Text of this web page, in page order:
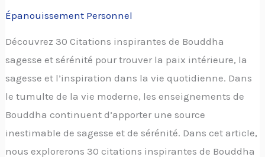
Épanouissement Personnel
Découvrez 30 Citations inspirantes de Bouddha
sagesse et sérénité pour trouver la paix intérieure, la
sagesse et l’inspiration dans la vie quotidienne. Dans
le tumulte de la vie moderne, les enseignements de
Bouddha continuent d’apporter une source
inestimable de sagesse et de sérénité. Dans cet article,
nous explorerons 30 citations inspirantes de Bouddha